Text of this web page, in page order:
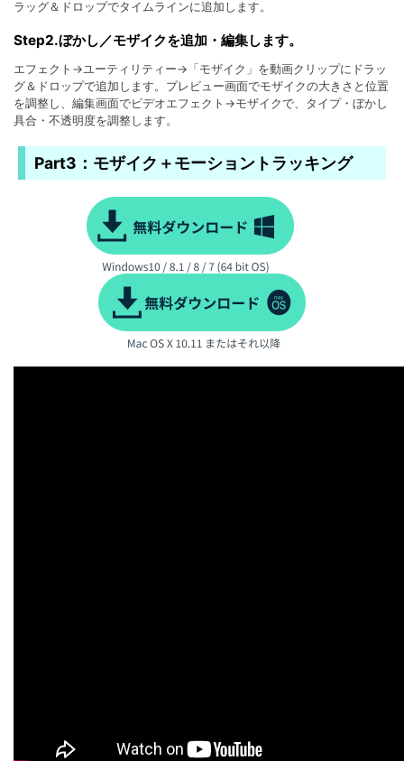
ラッグ＆ドロップでタイムラインに追加します。
Step2.ぼかし／モザイクを追加・編集します。
エフェクト→ユーティリティー→「モザイク」を動画クリップにドラッ
グ＆ドロップで追加します。プレビュー画面でモザイクの大きさと位置
を調整し、編集画面でビデオエフェクト→モザイクで、タイプ・ぼかし
具合・不透明度を調整します。
Part3：モザイク＋モーショントラッキング